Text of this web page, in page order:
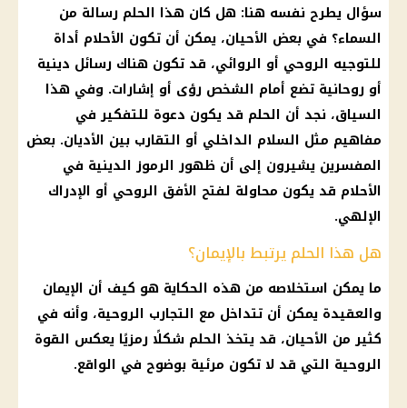
سؤال يطرح نفسه هنا: هل كان هذا الحلم رسالة من
السماء؟ في بعض الأحيان، يمكن أن تكون الأحلام أداة
للتوجيه الروحي أو الروائي، قد تكون هناك رسائل دينية
أو روحانية تضع أمام الشخص رؤى أو إشارات. وفي هذا
السياق، نجد أن الحلم قد يكون دعوة للتفكير في
مفاهيم مثل السلام الداخلي أو التقارب بين الأديان. بعض
المفسرين يشيرون إلى أن ظهور الرموز الدينية في
الأحلام قد يكون محاولة لفتح الأفق الروحي أو الإدراك
الإلهي.
هل هذا الحلم يرتبط بالإيمان؟
ما يمكن استخلاصه من هذه الحكاية هو كيف أن الإيمان
والعقيدة يمكن أن تتداخل مع التجارب الروحية، وأنه في
كثير من الأحيان، قد يتخذ الحلم شكلًا رمزيًا يعكس القوة
الروحية التي قد لا تكون مرئية بوضوح في الواقع.